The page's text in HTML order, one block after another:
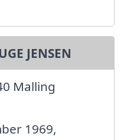
JENSEN
Malling
1969,